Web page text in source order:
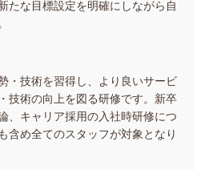
たな目標設定を明確にしながら自
・技術を習得し、より良いサービ
技術の向上を図る研修です。新卒
、キャリア採用の入社時研修につ
含め全てのスタッフが対象となり